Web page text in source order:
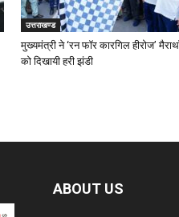
उत्तराखण्ड
मुख्यमंत्री ने ‘रन फॉर कारगिल हीरोज’
को दिखायी हरी झंडी
ABOUT US